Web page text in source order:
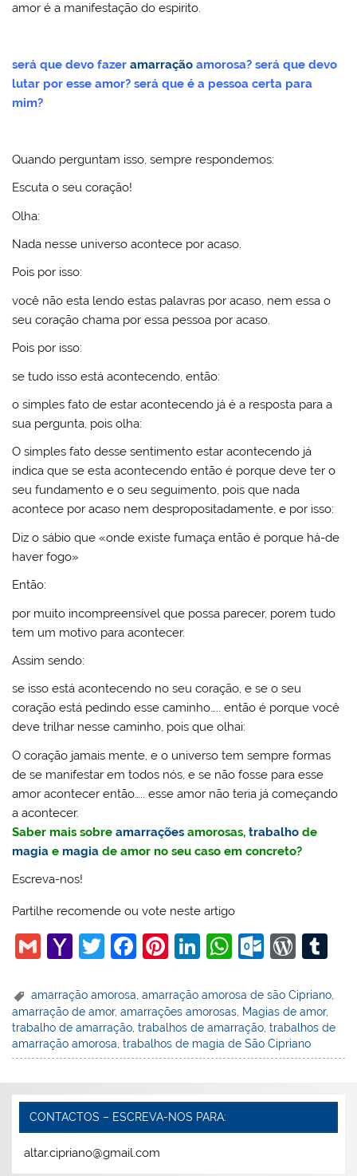
amor é a manifestação do espirito.
será que devo fazeramarração amorosa? será que devo
lutar por esse amor? será que é a pessoa certa para
mim?
Quando perguntam isso, sempre respondemos:
Escuta o seu coração!
Olha:
Nada nesse universo acontece por acaso.
Pois por isso:
você não esta lendo estas palavras por acaso, nem essa o
seu coração chama por essa pessoa por acaso.
Pois por isso:
se tudo isso está acontecendo, então:
o simples fato de estar acontecendo já é a resposta para a
sua pergunta, pois olha:
O simples fato desse sentimento estar acontecendo já
indica que se esta acontecendo então é porque deve ter o
seu fundamento e o seu seguimento, pois que nada
acontece por acaso nem despropositadamente, e por isso:
Diz o sábio que «onde existe fumaça então é porque há-de
haver fogo»
Então:
por muito incompreensível que possa parecer, porem tudo
tem um motivo para acontecer.
Assim sendo:
se isso está acontecendo no seu coração, e se o seu
coração está pedindo esse caminho….. então é porque você
deve trilhar nesse caminho, pois que olhai:
O coração jamais mente, e o universo tem sempre formas
de se manifestar em todos nós, e se não fosse para esse
amor acontecer então….. esse amor não teria já começando
a acontecer.
Saber mais sobreamarrações amorosas,trabalho de
magia e magia de amor no seu caso em concreto?
Escreva-nos!
Partilhe recomende ou vote neste artigo
G
ai
l
Y
h
o
o
ai
l
T
itt
er
F
c
e
b
o
k
Pi
er
e
st
Li
k
e
dI
W
at
s
A
p
O
lo
o
k.
o
W
d
Pr
e
m
bl
amarração amorosa ,amarração amorosa de são Cipriano
amarração de amor,amarrações amorosas Magias de amor,
trabalho de amarração ,trabalhos de amarração ,trabalhos de
amarração amorosa ,trabalhos de magia de São Cipriano
CONTACTOS – ESCREVA-NOS PARA:
altar.cipriano@gmail.com